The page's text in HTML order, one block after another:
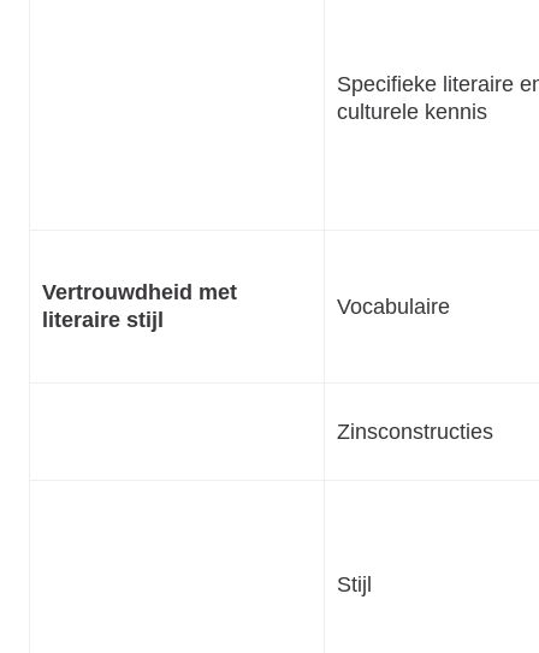
Specifieke literaire
culturele kennis
Vertrouwdheid met
literaire stijl
Vocabulaire
Zinsconstructies
Stijl